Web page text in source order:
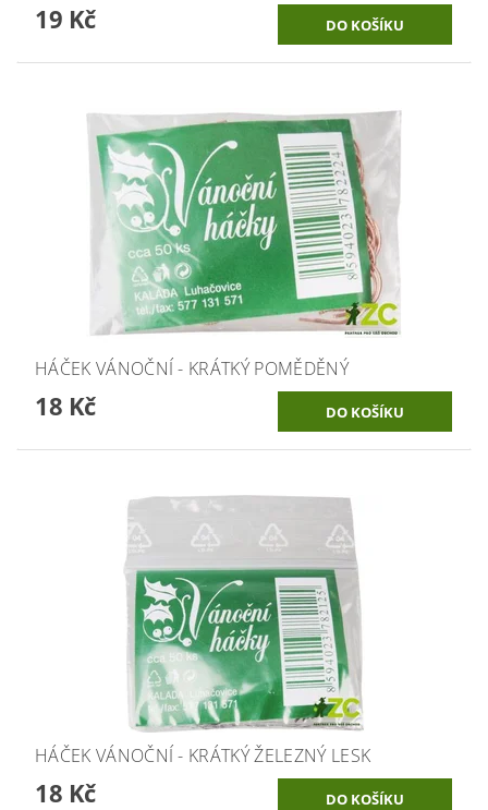
19 Kč
HÁČEK VÁNOČNÍ - KRÁTKÝ POMĚDĚNÝ
18 Kč
HÁČEK VÁNOČNÍ - KRÁTKÝ ŽELEZNÝ LESK
18 Kč